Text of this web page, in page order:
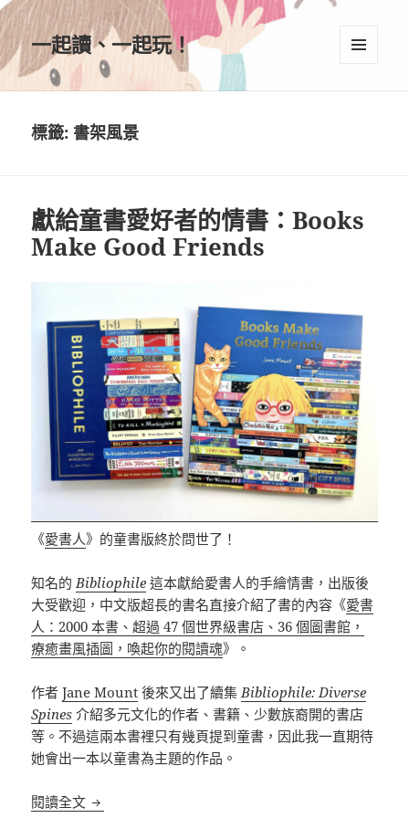
一起讀、一起玩！
標籤: 書架風景
獻給童書愛好者的情書：Books
Make Good Friends
《愛書人》的童書版終於問世了！
知名的 Bibliophile 這本獻給愛書人的手繪情書，出版後
大受歡迎，中文版超長的書名直接介紹了書的內容《愛書
人：2000 本書、超過 47 個世界級書店、36 個圖書館，
療癒畫風插圖，喚起你的閱讀魂》。
作者Jane Mount 後來又出了續集 Bibliophile: Diverse
Spines 介紹多元文化的作者、書籍、少數族裔開的書店
等。不過這兩本書裡只有幾頁提到童書，因此我一直期待
她會出一本以童書為主題的作品。
閱讀全文 獻給童書愛好者的情書：Books Make Good